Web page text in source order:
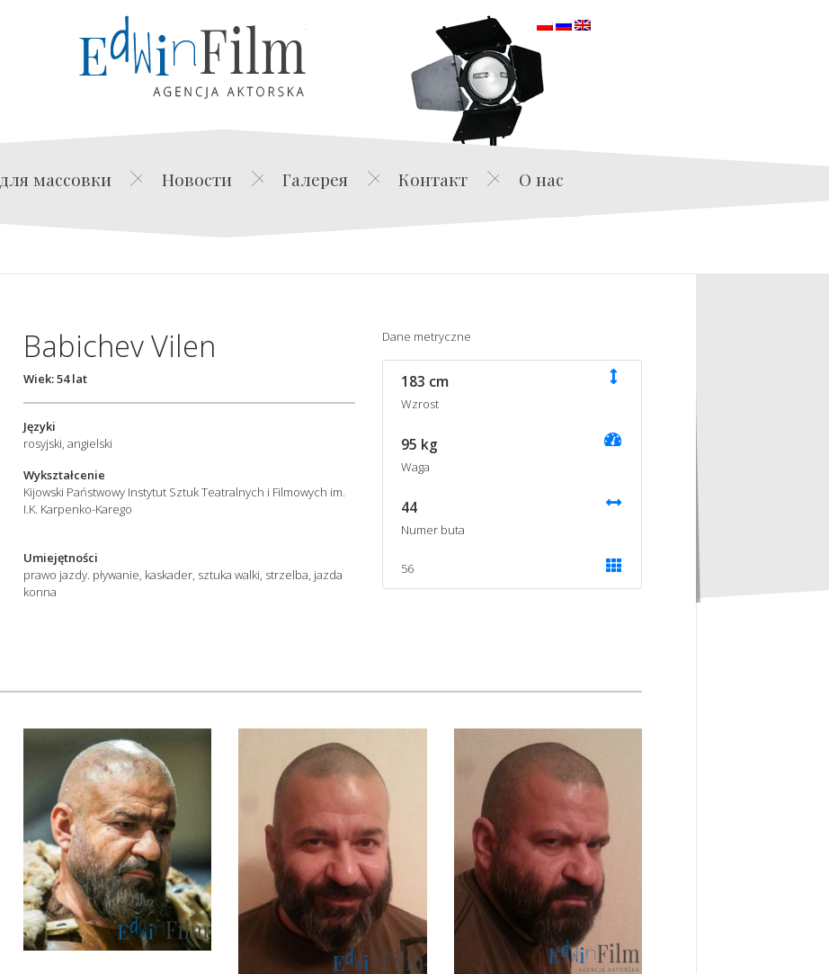
Edwin Film Agencja Aktorska
для массовки Новости Галерея Контакт О нас
Babichev Vilen
Wiek: 54 lat
Języki
rosyjski, angielski
Wykształcenie
Kijowski Państwowy Instytut Sztuk Teatralnych i Filmowych im.
I.K. Karpenko-Karego
Umiejętności
prawo jazdy. pływanie, kaskader, sztuka walki, strzelba, jazda
konna
Dane metryczne
183 cm
Wzrost
95 kg
Waga
44
Numer buta
56